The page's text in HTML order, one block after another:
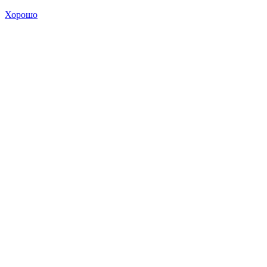
Хорошо